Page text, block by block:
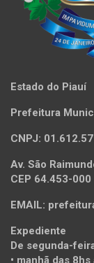
Estado do Piauí
Prefeitura
CNPJ:
Av. São
CEP 64.453-000
EMAIL:
Expediente
De segunda-
• manhã das